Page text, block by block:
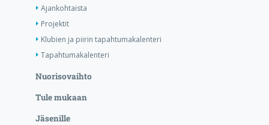
Ajankohtaista
Projektit
Klubien ja piirin tapahtumakalenteri
Tapahtumakalenteri
Nuorisovaihto
Tule mukaan
Jäsenille